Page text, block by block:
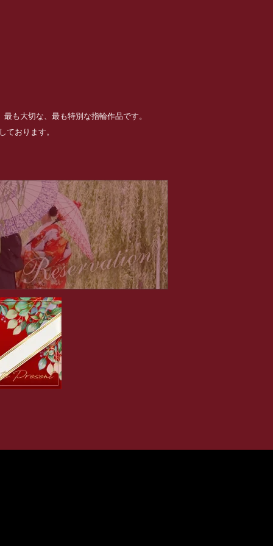
も大切な、最も特別な指輪作品です。
ております。